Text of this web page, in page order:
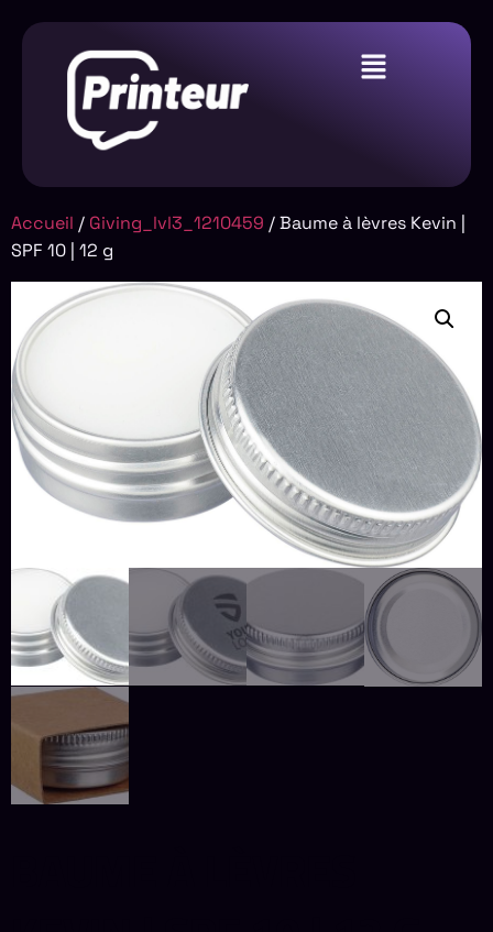
Accueil / Giving_lvl3_1210459 / Baume à lèvres Kevin |
SPF 10 | 12 g